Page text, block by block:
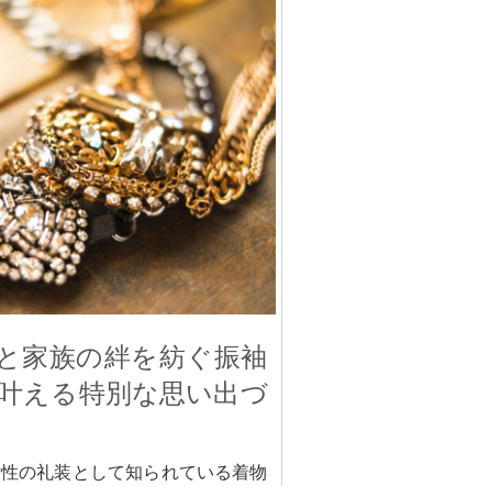
家族の絆を紡ぐ振袖
える特別な思い出づ
の礼装として知られている着物